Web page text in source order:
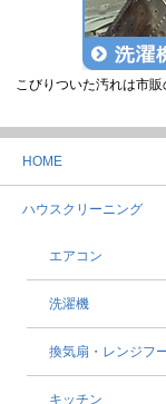
こびりついた汚れは市
HOME
ハウスクリーニング
エアコン
洗濯機
換気扇・レンジフ
キッチン